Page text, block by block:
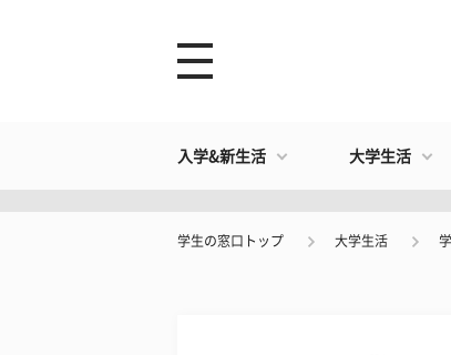
入学&新生活 大学生活
学生の窓口トップ 大学生活